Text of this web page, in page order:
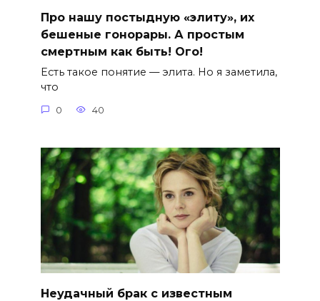
Про нашу постыдную «элиту», их
бешеные гонорары. А простым
смертным как быть! Ого!
Есть такое понятие — элита. Но я заметила,
что
0 40
Неудачный брак с известным